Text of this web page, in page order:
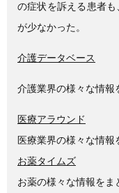
の症状を訴える患者
が少なかった。
介護データベース
介護業界の様々な情報
医療アラウンド
医療業界の様々な情報
お薬タイムズ
お薬の様々な情報をま